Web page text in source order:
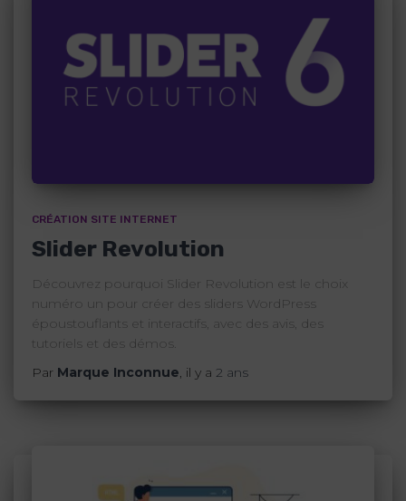
CRÉATION SITE INTERNET
Slider Revolution
Découvrez pourquoi Slider Revolution est le choix
numéro un pour créer des sliders WordPress
époustouflants et interactifs, avec des avis, des
tutoriels et des démos.
Par Marque Inconnue, il y a 2 ans